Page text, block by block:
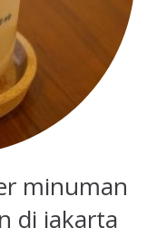
minuman
di jakarta